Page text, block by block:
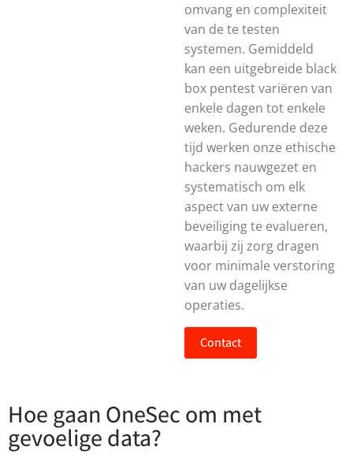
omvang en complexiteit
van de te testen
systemen. Gemiddeld
kan een uitgebreide black
box pentest variëren van
enkele dagen tot enkele
weken. Gedurende deze
tijd werken onze ethische
hackers nauwgezet en
systematisch om elk
aspect van uw externe
beveiliging te evalueren,
waarbij zij zorg dragen
voor minimale verstoring
van uw dagelijkse
operaties.
Contact
Hoe gaan OneSec om met
gevoelige data?